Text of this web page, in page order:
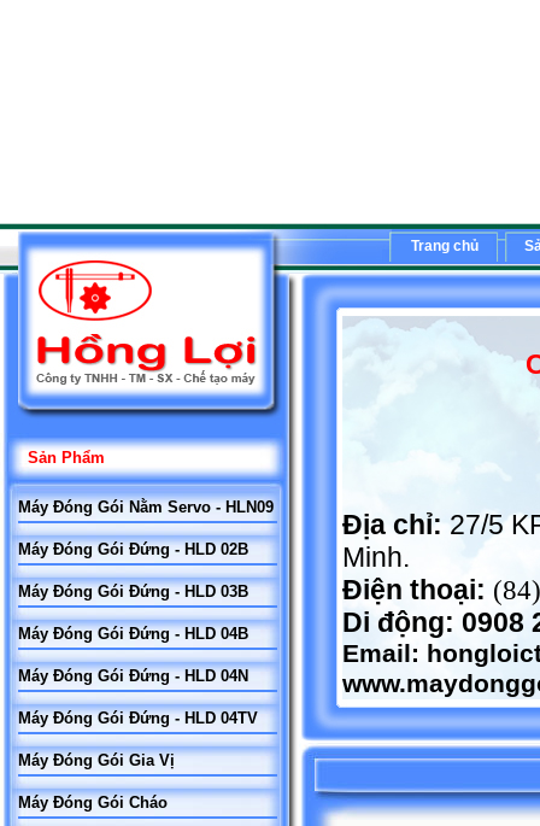
Trang chủ
Sản Phẩm
Máy Đóng Gói Nằm Servo - HLN09
Máy Đóng Gói Đứng - HLD 02B
Máy Đóng Gói Đứng - HLD 03B
Máy Đóng Gói Đứng - HLD 04B
Máy Đóng Gói Đứng - HLD 04N
Máy Đóng Gói Đứng - HLD 04TV
Máy Đóng Gói Gia Vị
Máy Đóng Gói Cháo
Địa chỉ: 27/5
Minh.
Điện thoại:
Di động: 0908
Email: